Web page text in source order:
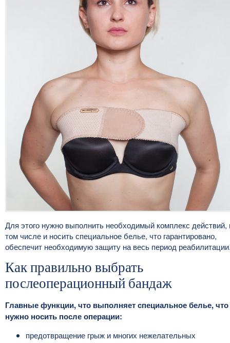
Для этого нужно выполнить необходимый комплекс действий,
том числе и носить специальное белье, что гарантировано,
обеспечит необходимую защиту на весь период
Как правильно выбрать
послеоперационный бандаж
Главные функции, что выполняет специальное белье, что
нужно носить после операции:
предотвращение грыж и многих нежелательных